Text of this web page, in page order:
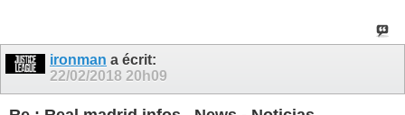
ironman a écrit:
22/02/2018 20h09